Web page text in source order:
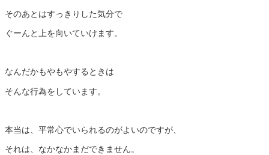
そのあとはすっきりした気分で
ぐーんと上を向いていけます。
なんだかもやもやするときは
そんな行為をしています。
本当は、平常心でいられるのがよいのですが、
それは、なかなかまだできません。